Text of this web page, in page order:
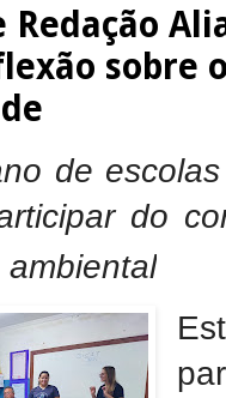
Redação
sobre
de
do
ambiental